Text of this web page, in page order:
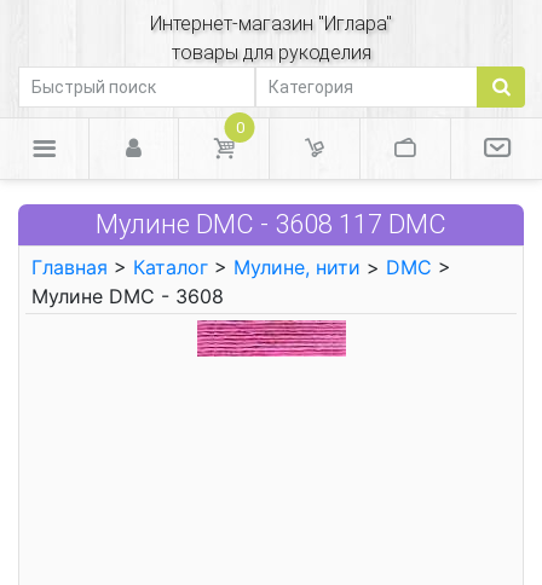
Интернет-магазин "Иглара"
товары для рукоделия
0
Мулине DMC - 3608 117 DMC
Главная > Каталог > Мулине, нити > DMC >
Мулине DMC - 3608